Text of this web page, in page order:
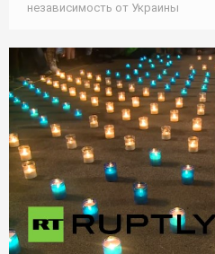
независимость от Украины